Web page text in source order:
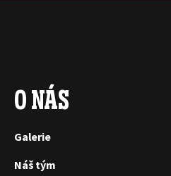
O NÁS
Galerie
Náš tým